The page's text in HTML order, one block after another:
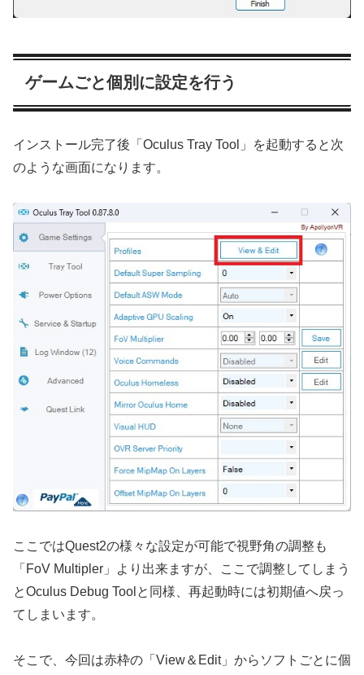
ゲームごと個別に設定を行う
インストール完了後「Oculus Tray Tool」を起動すると次
のような画面になります。
ここではQuest2の様々な設定が可能で視野角の調整も
「FoV Multipler」より出来ますが、ここで調整してしまう
とOculus Debug Toolと同様、再起動時には初期値へ戻っ
てしまいます。
そこで、今回は赤枠の「View＆Edit」からソフトごとに個